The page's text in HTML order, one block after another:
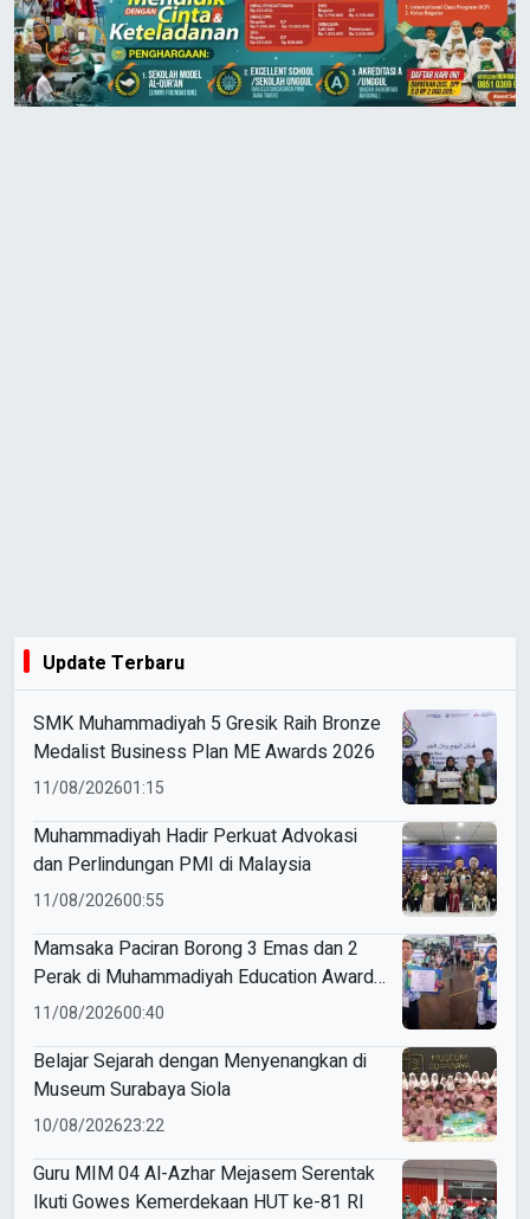
Update Terbaru
SMK Muhammadiyah 5 Gresik Raih Bronze
Medalist Business Plan ME Awards 2026
11/08/202601:15
Muhammadiyah Hadir Perkuat Advokasi
dan Perlindungan PMI di Malaysia
11/08/202600:55
Mamsaka Paciran Borong 3 Emas dan 2
Perak di Muhammadiyah Education Awards
2026
11/08/202600:40
Belajar Sejarah dengan Menyenangkan di
Museum Surabaya Siola
10/08/202623:22
Guru MIM 04 Al-Azhar Mejasem Serentak
Ikuti Gowes Kemerdekaan HUT ke-81 RI